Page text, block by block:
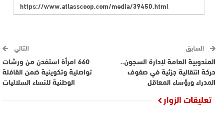
السابق
المندوبية العامة لإدارة السجون..
حركة انتقالية جزئية في صفوف
المدراء ورؤساء المعاقل
التالي
660 امرأة استفدن من ورشات
تواصلية وتكوينية ضمن القافلة
الوطنية للنساء السلاليات
تعليقات الزوار